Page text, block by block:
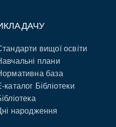
вищої освіти
плани
база
каталог Бібліотеки
народження